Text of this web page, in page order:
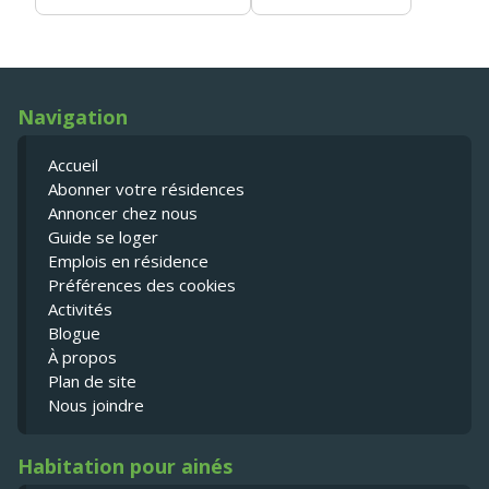
Navigation
Accueil
Abonner votre résidences
Annoncer chez nous
Guide se loger
Emplois en résidence
Préférences des cookies
Activités
Blogue
À propos
Plan de site
Nous joindre
Habitation pour ainés